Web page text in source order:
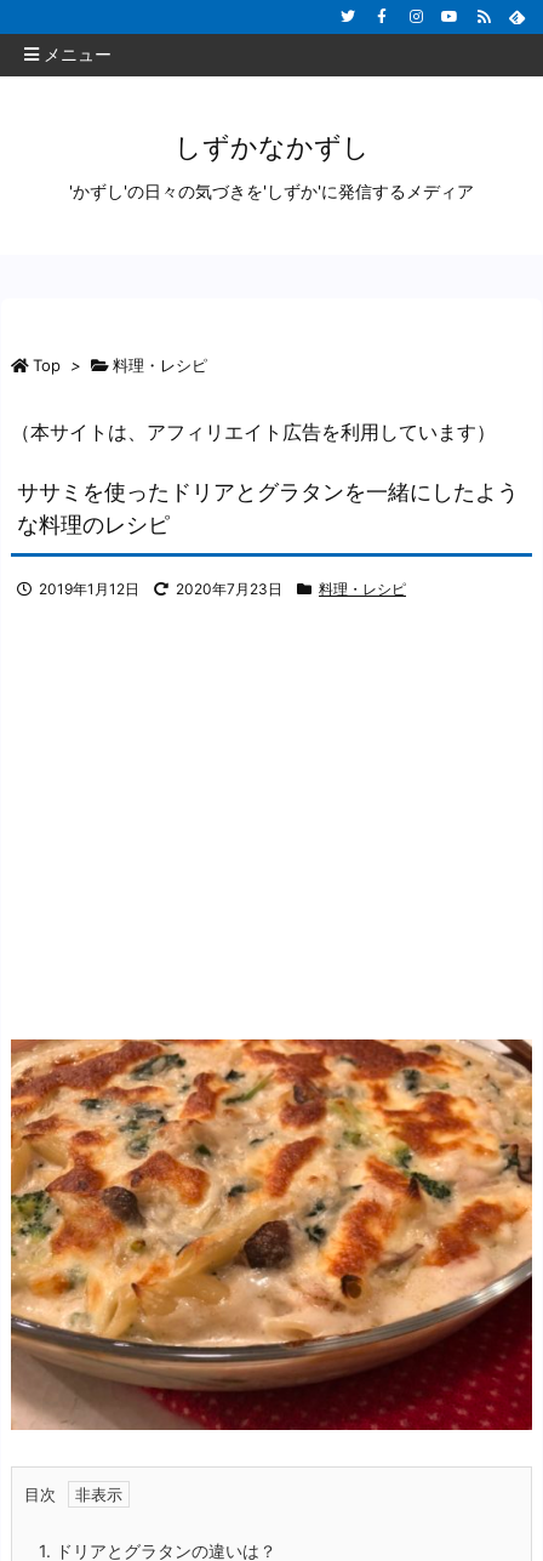
メニュー
しずかなかずし
'かずし'の日々の気づきを'しずか'に発信するメディア
Top > 料理・レシピ
（本サイトは、アフィリエイト広告を利用しています）
ササミを使ったドリアとグラタンを一緒にしたよう
な料理のレシピ
2019年1月12日 2020年7月23日 料理・レシピ
目次
1. ドリアとグラタンの違いは？